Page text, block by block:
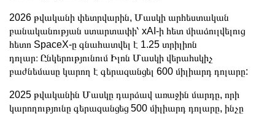
2026 թվականի փետրվարին, Մասկի արհեստական
բանականության ստարտափի՝ xAI-ի հետ միաձուլվելուց
հետո SpaceX-ը գնահատվել է 1.25 տրիլիոն
դոլար։ Ընկերությունում Իլոն Մասկի վերահսկիչ
բաժնեմասը կարող է գերազանցել 600 միլիարդ դոլարը:
2025 թվականին Մասկը դարձավ առաջին մարդը, որի
կարողությունը գերազանցեց 500 միլիարդ դոլարը, ինչը